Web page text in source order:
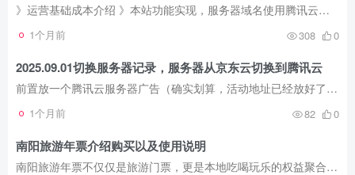
》运营基础成本介绍 》本站功能实现，服务器域名使用腾讯云，程序使用wordpress，主题使用子比主题，由于切换服务商备案信息重审没有变化，就不更新京东这张备案图片了。 工商执照注册号/统一社...
1个月前 308 0
2025.09.01切换服务器记录，服务器从京东云切换到腾讯云
前置放一个腾讯云服务器广告（确实划算，活动地址已经放好了）： 》2h4g5m到手168一年【第一个组合购选择245配置的，然后就能看到168一年，如果你额外有会员券20或者30能再减，但是应该修了这个...
1个月前 82 0
南阳旅游年票介绍购买以及使用说明
南阳旅游年票不仅仅是旅游门票，更是本地吃喝玩乐的权益聚合产品，如果景区距离自己家比较近，那就非常非常建议购买使用，实际就相当于把景区变成自己家的后花园，年票的费用不过就是每年管理费...